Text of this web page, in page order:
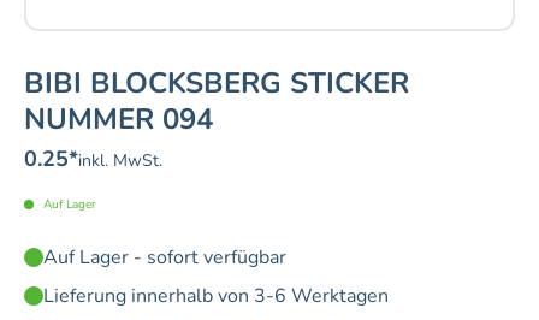
BIBI BLOCKSBERG STICKER
NUMMER 094
0.25*inkl. MwSt.
Auf Lager
Auf Lager - sofort verfügbar
Lieferung innerhalb von 3-6 Werktagen